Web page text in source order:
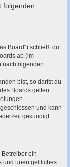
folgenden
Board“) schließt du
ab (im
nachfolgenden
bist, so darfst du
Boards gelten
und kann
gekündigt
ein
und unentgeltliches